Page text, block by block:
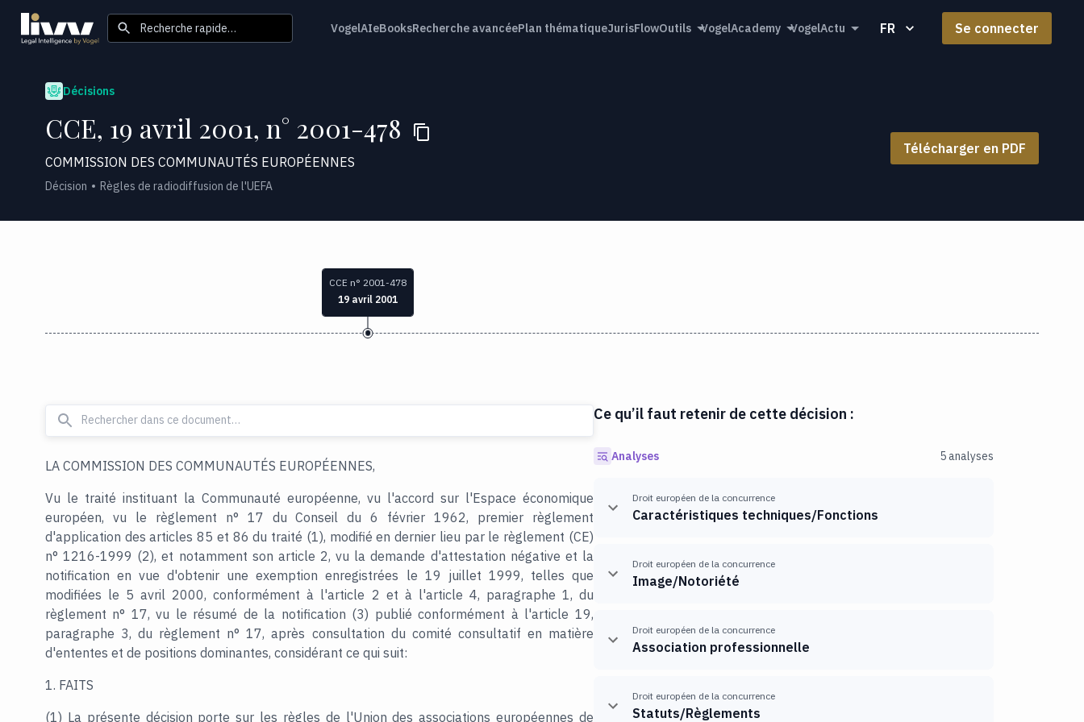
Recherche rapide… VogelAIeBooksRecherche avancéePlan thématiqueJurisFlowOutils VogelAcademy VogelActu FR Se connecter
Décisions
CCE, 19 avril 2001, n° 2001-478
COMMISSION DES COMMUNAUTÉS EUROPÉENNES
Télécharger en PDF
Décision Règles de radiodiffusion de l'UEFA
CCE n° 2001-478
19 avril 2001
LA COMMISSION DES COMMUNAUTÉS EUROPÉENNES,
Vu le traité instituant la Communauté européenne, vu l'accord sur l'Espace économique
européen, vu le règlement n° 17 du Conseil du 6 février 1962, premier règlement
d'application des articles 85 et 86 du traité (1), modifié en dernier lieu par le règlement (CE)
n° 1216-1999 (2), et notamment son article 2, vu la demande d'attestation négative et la
notification en vue d'obtenir une exemption enregistrées le 19 juillet 1999, telles que
modifiées le 5 avril 2000, conformément à l'article 2 et à l'article 4, paragraphe 1, du
règlement n° 17, vu le résumé de la notification (3) publié conformément à l'article 19,
paragraphe 3, du règlement n° 17, après consultation du comité consultatif en matière
d'ententes et de positions dominantes, considérant ce qui suit:
1. FAITS
(1) La présente décision porte sur les règles de l'Union des associations européennes de
Ce qu’il faut retenir de cette décision :
Analyses 5 analyses
Droit européen de la concurrence
Caractéristiques techniques/Fonctions
Droit européen de la concurrence
Image/Notoriété
Droit européen de la concurrence
Association professionnelle
Droit européen de la concurrence
Statuts/Règlements